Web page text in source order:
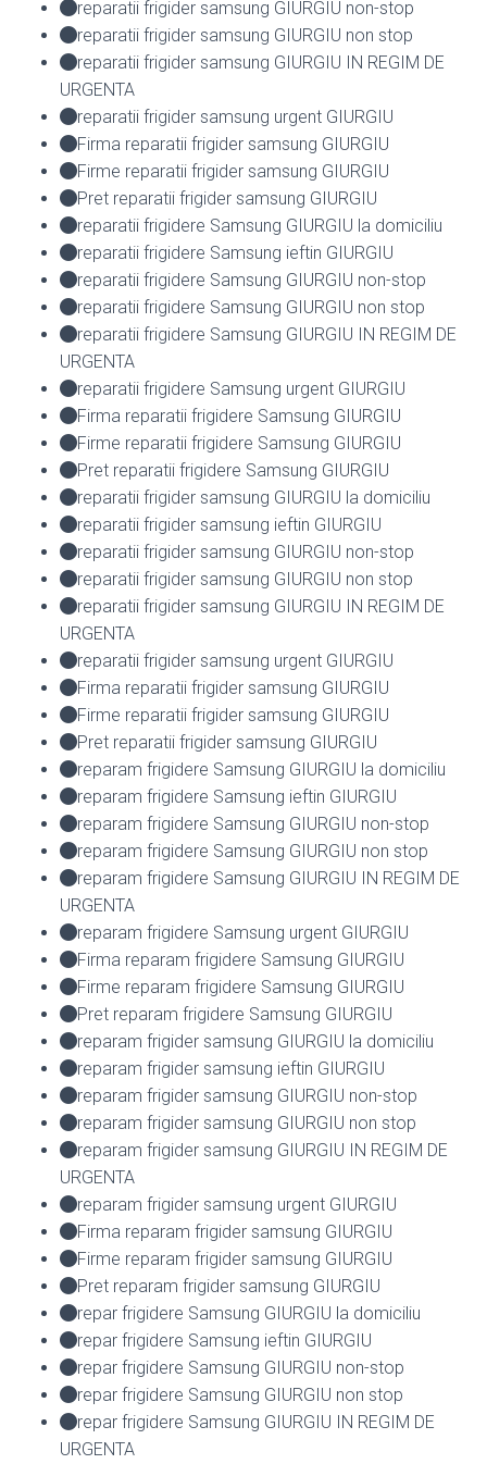
reparatii frigider samsung GIURGIU non-stop
reparatii frigider samsung GIURGIU non stop
reparatii frigider samsung GIURGIU IN REGIM DE
URGENTA
reparatii frigider samsung urgent GIURGIU
Firma reparatii frigider samsung GIURGIU
Firme reparatii frigider samsung GIURGIU
Pret reparatii frigider samsung GIURGIU
reparatii frigidere Samsung GIURGIU la domiciliu
reparatii frigidere Samsung ieftin GIURGIU
reparatii frigidere Samsung GIURGIU non-stop
reparatii frigidere Samsung GIURGIU non stop
reparatii frigidere Samsung GIURGIU IN REGIM DE
URGENTA
reparatii frigidere Samsung urgent GIURGIU
Firma reparatii frigidere Samsung GIURGIU
Firme reparatii frigidere Samsung GIURGIU
Pret reparatii frigidere Samsung GIURGIU
reparatii frigider samsung GIURGIU la domiciliu
reparatii frigider samsung ieftin GIURGIU
reparatii frigider samsung GIURGIU non-stop
reparatii frigider samsung GIURGIU non stop
reparatii frigider samsung GIURGIU IN REGIM DE
URGENTA
reparatii frigider samsung urgent GIURGIU
Firma reparatii frigider samsung GIURGIU
Firme reparatii frigider samsung GIURGIU
Pret reparatii frigider samsung GIURGIU
reparam frigidere Samsung GIURGIU la domiciliu
reparam frigidere Samsung ieftin GIURGIU
reparam frigidere Samsung GIURGIU non-stop
reparam frigidere Samsung GIURGIU non stop
reparam frigidere Samsung GIURGIU IN REGIM DE
URGENTA
reparam frigidere Samsung urgent GIURGIU
Firma reparam frigidere Samsung GIURGIU
Firme reparam frigidere Samsung GIURGIU
Pret reparam frigidere Samsung GIURGIU
reparam frigider samsung GIURGIU la domiciliu
reparam frigider samsung ieftin GIURGIU
reparam frigider samsung GIURGIU non-stop
reparam frigider samsung GIURGIU non stop
reparam frigider samsung GIURGIU IN REGIM DE
URGENTA
reparam frigider samsung urgent GIURGIU
Firma reparam frigider samsung GIURGIU
Firme reparam frigider samsung GIURGIU
Pret reparam frigider samsung GIURGIU
repar frigidere Samsung GIURGIU la domiciliu
repar frigidere Samsung ieftin GIURGIU
repar frigidere Samsung GIURGIU non-stop
repar frigidere Samsung GIURGIU non stop
repar frigidere Samsung GIURGIU IN REGIM DE
URGENTA